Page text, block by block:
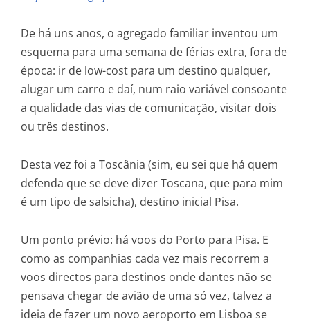
De há uns anos, o agregado familiar inventou um
esquema para uma semana de férias extra, fora de
época: ir de low-cost para um destino qualquer,
alugar um carro e daí, num raio variável consoante
a qualidade das vias de comunicação, visitar dois
ou três destinos.
Desta vez foi a Toscânia (sim, eu sei que há quem
defenda que se deve dizer Toscana, que para mim
é um tipo de salsicha), destino inicial Pisa.
Um ponto prévio: há voos do Porto para Pisa. E
como as companhias cada vez mais recorrem a
voos directos para destinos onde dantes não se
pensava chegar de avião de uma só vez, talvez a
ideia de fazer um novo aeroporto em Lisboa se